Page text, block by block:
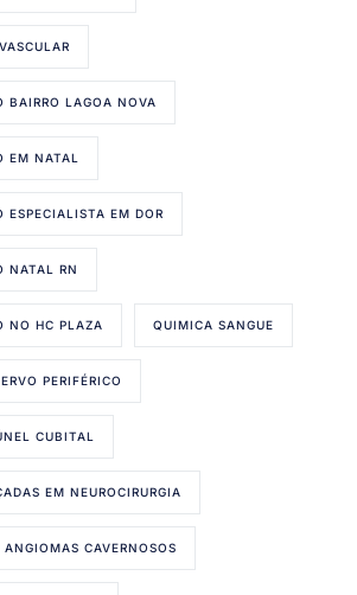
BAIRRO LAGOA NOVA
EM NATAL
ESPECIALISTA EM DOR
NATAL RN
NO HC PLAZA QUIMICA SANGUE
PERIFÉRICO
CUBITAL
EM NEUROCIRURGIA
CAVERNOSOS